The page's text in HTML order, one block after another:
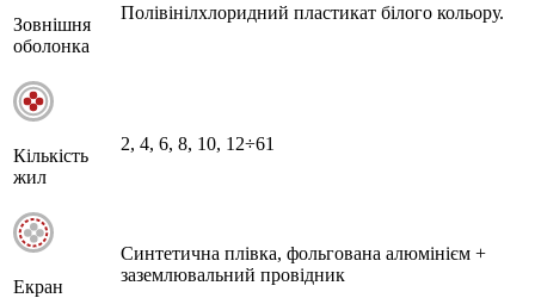
Зовнішня
оболонка
Полівінілхлоридний пластикат білого кольору.
Кількість
жил
2, 4, 6, 8, 10, 12÷61
Екран
Синтетична плівка, фольгована алюмінієм +
заземлювальний провідник